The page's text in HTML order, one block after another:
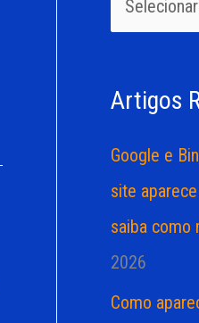
i
a
r
r
sArtigos
Google e
site
saiba como
2026
Como